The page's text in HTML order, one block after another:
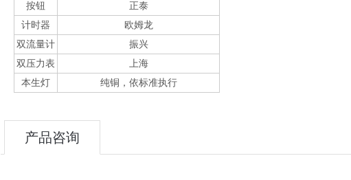
按钮
正泰
计时器
欧姆龙
双流量计
振兴
双压力表
上海
本生灯
纯铜，依标准执行
产品咨询